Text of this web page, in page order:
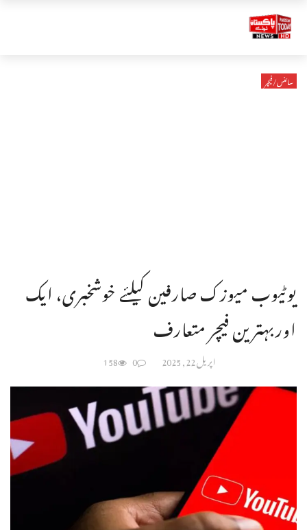
سائنس/فیچر
یوٹیوب میوزک صارفین کیلئے خوشخبری، ایک
اوربہترین فیچر متعارف
اپریل 22, 2025 0
158